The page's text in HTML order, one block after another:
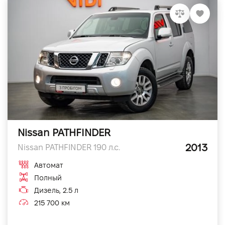
Nissan PATHFINDER
Nissan PATHFINDER 190 л.с. 2013
Автомат
Полный
Дизель, 2.5 л
215 700 км
Контакты
Підпишись на наш канал та слідкуй за
акціями, послугами та новинками